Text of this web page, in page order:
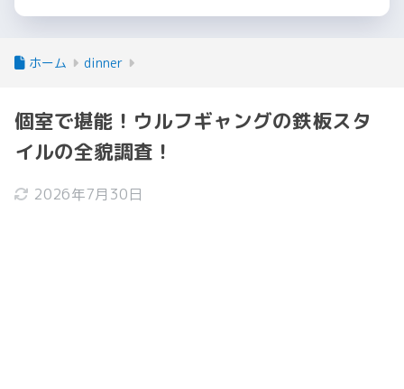
ホーム dinner
個室で堪能！ウルフギャングの鉄板スタ
イルの全貌調査！
2026年7月30日